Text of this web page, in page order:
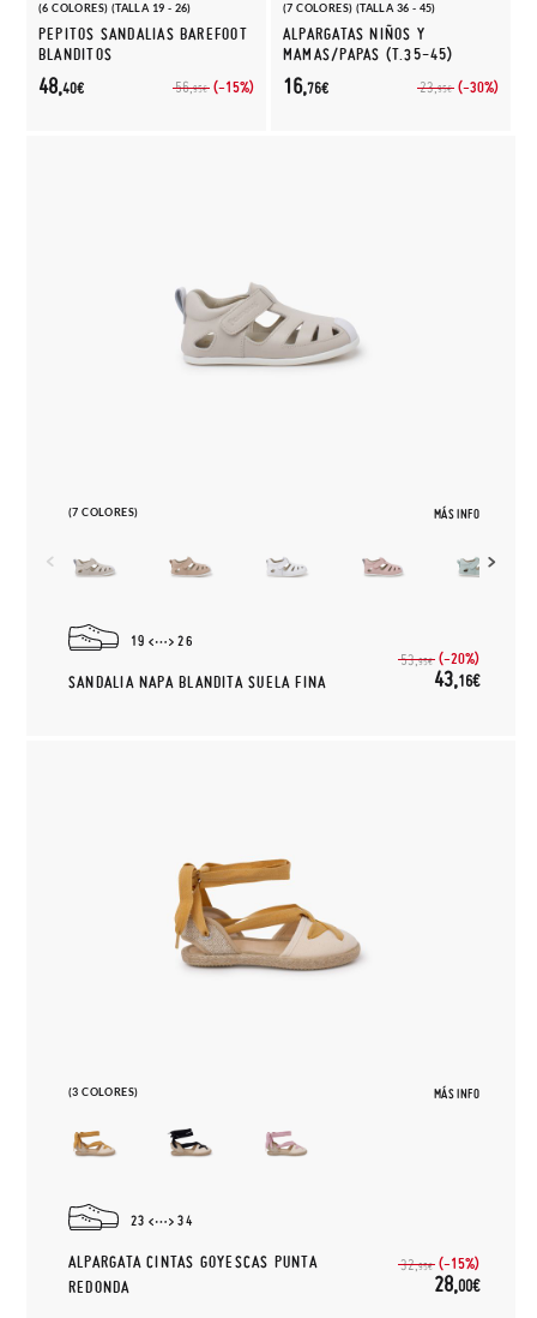
(6 COLORES) (TALLA 19 - 26)
PEPITOS SANDALIAS BAREFOOT
BLANDITOS
56,95€ (-15%)
48,40€
(7 COLORES) (TALLA 36 - 45)
ALPARGATAS NIÑOS Y
MAMAS/PAPAS (T.35-45)
23,95€ (-30%)
16,76€
(7 COLORES) MÁS INFO
19 26
SANDALIA NAPA BLANDITA SUELA FINA
53,95€ (-20%)
43,16€
(3 COLORES) MÁS INFO
23 34
ALPARGATA CINTAS GOYESCAS PUNTA
REDONDA
32,95€ (-15%)
28,00€